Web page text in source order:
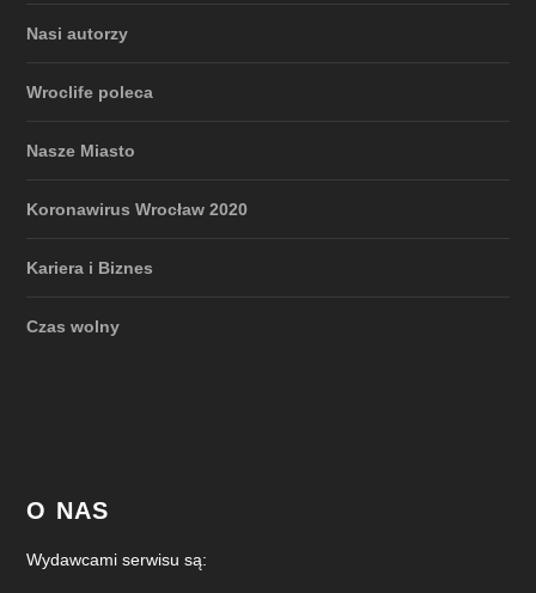
Nasi autorzy
Wroclife poleca
Nasze Miasto
Koronawirus Wrocław 2020
Kariera i Biznes
Czas wolny
O NAS
Wydawcami serwisu są: